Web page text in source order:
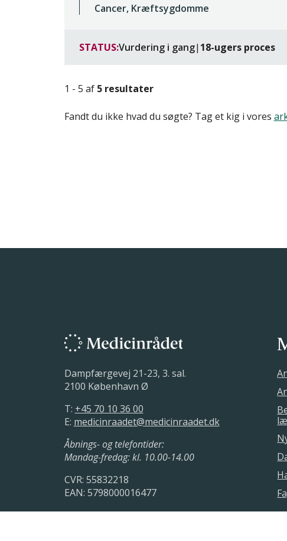
Cancer, Kræftsygdomme
STATUS:Vurdering i gang| 18-ugers proces
1 - 5 af 5 resultater
Fandt du ikke hvad du søgte? Tag et kig i vores
Dampfærgevej 21-23, 3. sal.
2100 København Ø
T: +45 70 10 36 00
E: medicinraadet@medicinraadet.dk
Åbnings- og telefontider:
Mandag-fredag: kl. 10.00-14.00
CVR: 55832218
EAN: 5798000016477
LinkedIn